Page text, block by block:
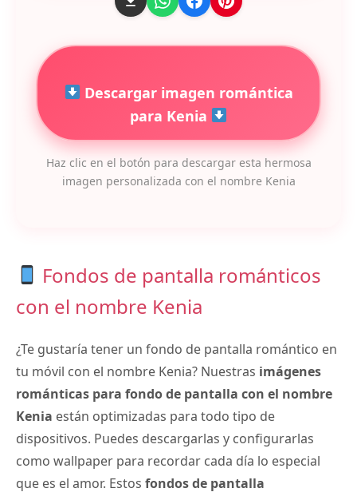
Descargar imagen romántica
para Kenia
Haz clic en el botón para descargar esta hermosa
imagen personalizada con el nombre Kenia
Fondos de pantalla románticos
con el nombre Kenia
¿Te gustaría tener un fondo de pantalla romántico en
tu móvil con el nombre Kenia? Nuestras imágenes
románticas para fondo de pantalla con el nombre
Kenia están optimizadas para todo tipo de
dispositivos. Puedes descargarlas y configurarlas
como wallpaper para recordar cada día lo especial
que es el amor. Estos fondos de pantalla